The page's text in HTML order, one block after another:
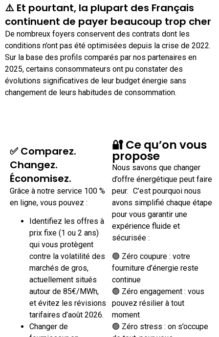
⚠️ Et pourtant, la plupart des Français
continuent de payer beaucoup trop cher
De nombreux foyers conservent des contrats dont les
conditions n’ont pas été optimisées depuis la crise de 2022.
Sur la base des profils comparés par nos partenaires en
2025, certains consommateurs ont pu constater des
évolutions significatives de leur budget énergie sans
changement de leurs habitudes de consommation.
✅ Comparez.
Changez.
Économisez.
Grâce à notre service 100 %
en ligne, vous pouvez :
Identifiez les offres à
prix fixe (1 ou 2 ans)
qui vous protègent
contre la volatilité des
marchés de gros,
actuellement situés
autour de 85€/MWh,
et évitez les révisions
tarifaires d’août 2026.
Changer de
🔐 Ce qu’on vous
propose
Nous savons que changer
d’offre énergétique peut faire
peur. C’est pourquoi nous
avons simplifié chaque étape
pour vous garantir une
expérience fluide et
sécurisée :
🟢 Zéro coupure : votre
fourniture d’énergie reste
continue
🟢 Zéro engagement : vous
pouvez résilier à tout
moment
🟢 Zéro stress : on s’occupe